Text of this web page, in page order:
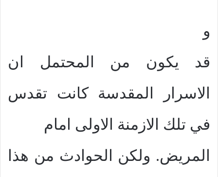
و
قد يكون من المحتمل ان
الاسرار المقدسة كانت تقدس
في تلك الازمنة الاولى امام
المريض. ولكن الحوادث من هذا